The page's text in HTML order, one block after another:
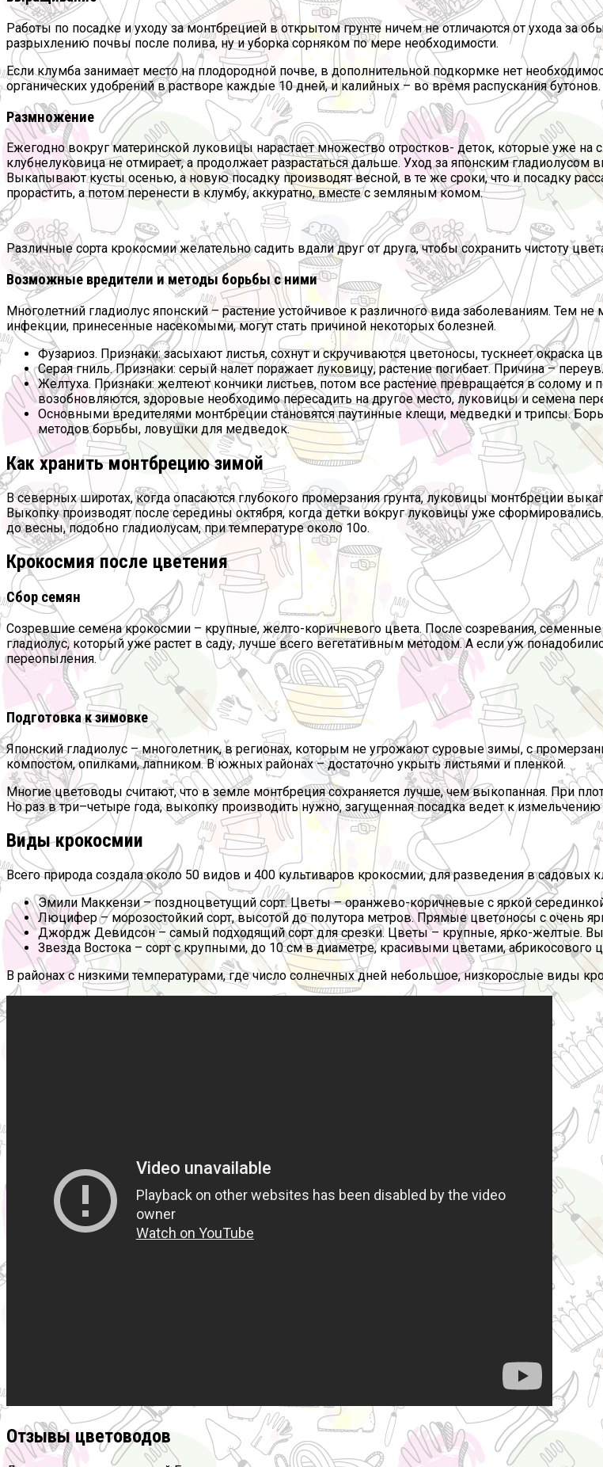
Работы по посадке и уходу за монтбрецией в открытом грунте ничем не отличаются от ухода за
разрыхлению почвы после полива, ну и уборка сорняком по мере необходимости.
Если клумба занимает место на плодородной почве, в дополнительной подкормке нет
органических удобрений в растворе каждые 10 дней, и калийных – во время распускания бутонов.
Размножение
Ежегодно вокруг материнской луковицы нарастает множество отростков- деток, которые уже на
клубнелуковица не отмирает, а продолжает разрастаться дальше. Уход за японским
Выкапывают кусты осенью, а новую посадку производят весной, в те же сроки, что и посадку
прорастить, а потом перенести в клумбу, аккуратно, вместе с земляным комом.
Различные сорта крокосмии желательно садить вдали друг от друга, чтобы сохранить чистоту
Возможные вредители и методы борьбы с ними
Многолетний гладиолус японский – растение устойчивое к различного вида заболеваниям. Тем
инфекции, принесенные насекомыми, могут стать причиной некоторых болезней.
Фузариоз. Признаки: засыхают листья, сохнут и скручиваются цветоносы, тускнеет окраска
Серая гниль. Признаки: серый налет поражает луковицу, растение погибает. Причина –
Желтуха. Признаки: желтеют кончики листьев, потом все растение превращается в солому
возобновляются, здоровые необходимо пересадить на другое место, луковицы и семена
Основными вредителями монтбреции становятся паутинные клещи, медведки и трипсы.
методов борьбы, ловушки для медведок.
Как хранить монтбрецию зимой
В северных широтах, когда опасаются глубокого промерзания грунта, луковицы монтбреции
Выкопку производят после середины октября, когда детки вокруг луковицы уже
до весны, подобно гладиолусам, при температуре около 10о.
Крокосмия после цветения
Сбор семян
Созревшие семена крокосмии – крупные, желто-коричневого цвета. После созревания,
гладиолус, который уже растет в саду, лучше всего вегетативным методом. А если уж
переопыления.
Подготовка к зимовке
Японский гладиолус – многолетник, в регионах, которым не угрожают суровые зимы, с
компостом, опилками, лапником. В южных районах – достаточно укрыть листьями и пленкой.
Многие цветоводы считают, что в земле монтбреция сохраняется лучше, чем выкопанная. При
Но раз в три–четыре года, выкопку производить нужно, загущенная посадка ведет к
Виды крокосмии
Всего природа создала около 50 видов и 400 культиваров крокосмии, для разведения в садовых
Эмили Маккензи – поздноцветущий сорт. Цветы – оранжево-коричневые с яркой
Люцифер – морозостойкий сорт, высотой до полутора метров. Прямые цветоносы с очень
Джордж Девидсон – самый подходящий сорт для срезки. Цветы – крупные, ярко-желтые.
Звезда Востока – сорт с крупными, до 10 см в диаметре, красивыми цветами, абрикосового
В районах с низкими температурами, где число солнечных дней небольшое, низкорослые виды
Отзывы цветоводов